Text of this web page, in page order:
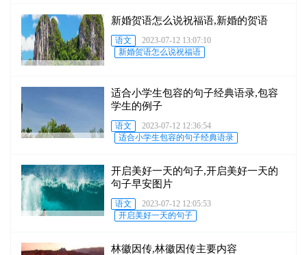
新婚贺语怎么说祝福语,新婚的贺语
语文
2023-07-12 13:07:10
新婚贺语怎么说祝福语
适合小学生包容的句子经典语录,包容
学生的例子
语文
2023-07-12 12:36:54
适合小学生包容的句子经典语录
开启美好一天的句子,开启美好一天的
句子早安图片
语文
2023-07-12 12:05:53
开启美好一天的句子
林徽因传,林徽因传主要内容